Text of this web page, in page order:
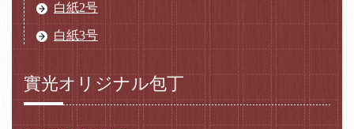
白紙2号
白紙3号
實光オリジナル包丁